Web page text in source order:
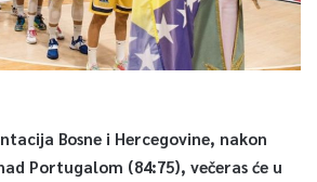
Bosne i Hercegovine, nakon
Portugalom (84:75), večeras će u